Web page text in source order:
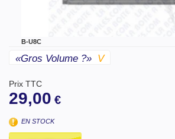
B-U8C
«gros Volume ?» V
Prix TTC
29,00 €
EN STOCK